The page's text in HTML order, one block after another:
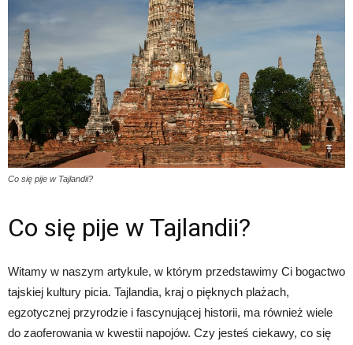
Co się pije w Tajlandii?
Co się pije w Tajlandii?
Witamy w naszym artykule, w którym przedstawimy Ci bogactwo
tajskiej kultury picia. Tajlandia, kraj o pięknych plażach,
egzotycznej przyrodzie i fascynującej historii, ma również wiele
do zaoferowania w kwestii napojów. Czy jesteś ciekawy, co się